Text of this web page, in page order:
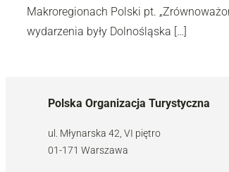
Makroregionach Polski pt.
wydarzenia były Dolnośląska […]
Polska Organizacja Turystyczna
ul. Młynarska 42, VI piętro
01-171 Warszawa